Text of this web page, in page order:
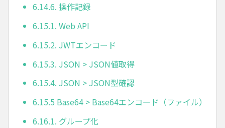
6.14.6. 操作記録
6.15.1. Web API
6.15.2. JWTエンコード
6.15.3. JSON > JSON値取得
6.15.4. JSON > JSON型確認
6.15.5 Base64 > Base64エンコード（ファイル）
6.16.1. グループ化